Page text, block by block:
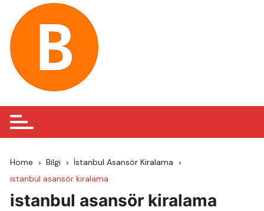
content
Home Bilgi
İstanbul Asansör Kiralama
istanbul asansör kiralama
istanbul asansör kiralama